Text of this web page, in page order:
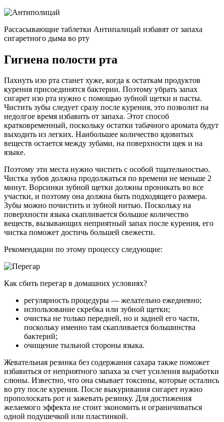
Рассасывающие таблетки Антипалицай избавят от запаха
сигаретного дыма во рту
Гигиена полости рта
Пахнуть изо рта станет хуже, когда к остаткам продуктов
курения присоединятся бактерии. Поэтому убрать запах
сигарет изо рта нужно с помощью зубной щетки и пасты.
Чистить зубы следует сразу после курения, это позволит на
недолгое время избавить от запаха. Этот способ
кратковременный, поскольку остатки табачного аромата будут
выходить из легких. Наибольшее количество ядовитых
веществ остается между зубами, на поверхности щек и на
языке.
Поэтому эти места нужно чистить с особой тщательностью.
Чистка зубов должна продолжаться по времени не меньше 2
минут. Ворсинки зубной щетки должны проникать во все
участки, и поэтому она должна быть подходящего размера.
Зубы можно почистить и зубной нитью. Поскольку на
поверхности языка скапливается большое количество
веществ, вызывающих неприятный запах после курения, его
чистка поможет достичь большей свежести.
Рекомендации по этому процессу следующие:
Как сбить перегар в домашних условиях?
регулярность процедуры — желательно ежедневно;
использование скребка или зубной щетки;
очистка не только передней, но и задней его части,
поскольку именно там скапливается большинства
бактерий;
очищение тыльной стороны языка.
Жевательная резинка без содержания сахара также поможет
избавиться от неприятного запаха за счет усиления выработки
слюны. Известно, что она смывает токсины, которые остались
во рту после курения. После выкуривания сигарет нужно
прополоскать рот и зажевать резинку. Для достижения
желаемого эффекта не стоит экономить и ограничиваться
одной подушечкой или пластинкой.